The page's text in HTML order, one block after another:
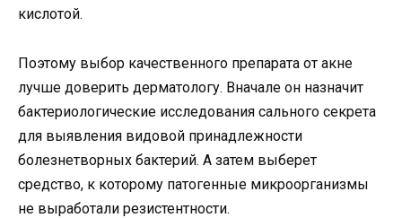
кислотой.
Поэтому выбор качественного препарата от акне
лучше доверить дерматологу. Вначале он назначит
бактериологические исследования сального секрета
для выявления видовой принадлежности
болезнетворных бактерий. А затем выберет
средство, к которому патогенные микроорганизмы
не выработали резистентности.